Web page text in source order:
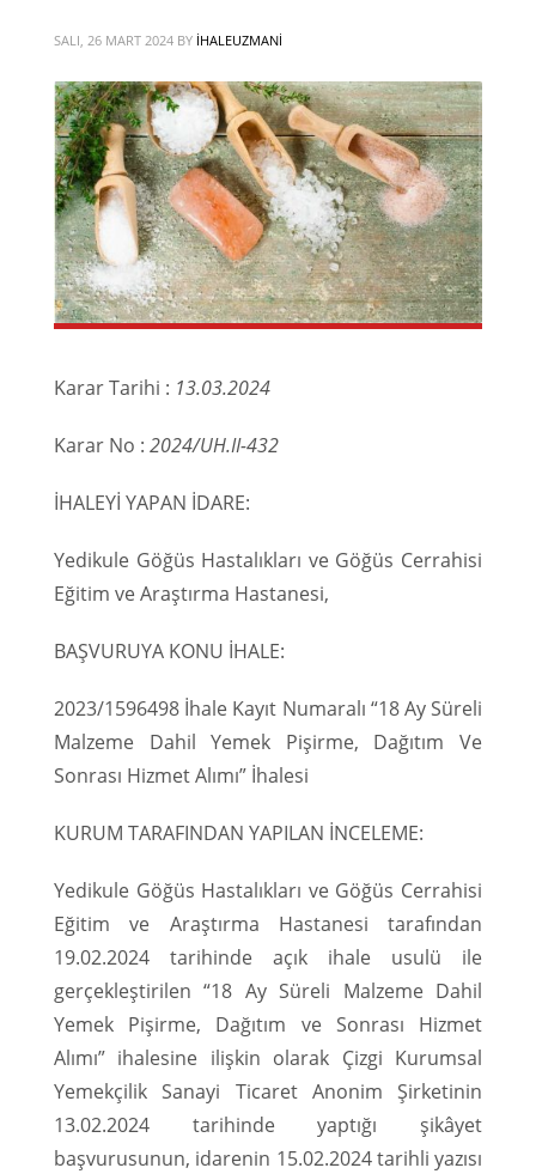
SALI, 26 MART 2024 BY IHALEUZMANI
Karar Tarihi : 13.03.2024
Karar No : 2024/UH.II-432
İHALEYİ YAPAN İDARE:
Yedikule Göğüs Hastalıkları ve Göğüs Cerrahisi
Eğitim ve Araştırma Hastanesi,
BAŞVURUYA KONU İHALE:
2023/1596498 İhale Kayıt Numaralı “18 Ay Süreli
Malzeme Dahil Yemek Pişirme, Dağıtım Ve
Sonrası Hizmet Alımı” İhalesi
KURUM TARAFINDAN YAPILAN İNCELEME:
Yedikule Göğüs Hastalıkları ve Göğüs Cerrahisi
Eğitim ve Araştırma Hastanesi tarafından
19.02.2024 tarihinde açık ihale usulü ile
gerçekleştirilen “18 Ay Süreli Malzeme Dahil
Yemek Pişirme, Dağıtım ve Sonrası Hizmet
Alımı” ihalesine ilişkin olarak Çizgi Kurumsal
Yemekçilik Sanayi Ticaret Anonim Şirketinin
13.02.2024 tarihinde yaptığı şikâyet
başvurusunun, idarenin 15.02.2024 tarihli yazısı